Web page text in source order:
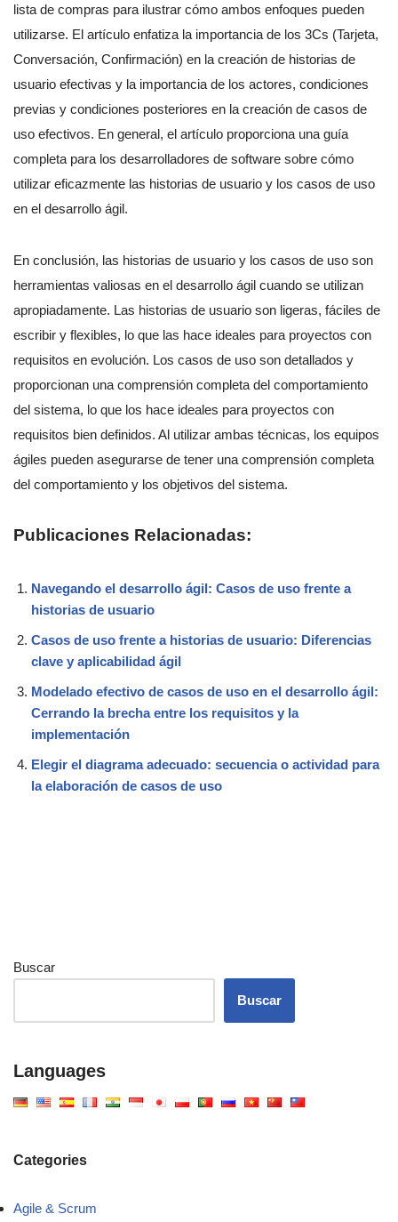
lista de compras para ilustrar cómo ambos enfoques pueden
utilizarse. El artículo enfatiza la importancia de los 3Cs (Tarjeta,
Conversación, Confirmación) en la creación de historias de
usuario efectivas y la importancia de los actores, condiciones
previas y condiciones posteriores en la creación de casos de
uso efectivos. En general, el artículo proporciona una guía
completa para los desarrolladores de software sobre cómo
utilizar eficazmente las historias de usuario y los casos de uso
en el desarrollo ágil.
En conclusión, las historias de usuario y los casos de uso son
herramientas valiosas en el desarrollo ágil cuando se utilizan
apropiadamente. Las historias de usuario son ligeras, fáciles de
escribir y flexibles, lo que las hace ideales para proyectos con
requisitos en evolución. Los casos de uso son detallados y
proporcionan una comprensión completa del comportamiento
del sistema, lo que los hace ideales para proyectos con
requisitos bien definidos. Al utilizar ambas técnicas, los equipos
ágiles pueden asegurarse de tener una comprensión completa
del comportamiento y los objetivos del sistema.
Publicaciones Relacionadas:
Navegando el desarrollo ágil: Casos de uso frente a
historias de usuario
Casos de uso frente a historias de usuario: Diferencias
clave y aplicabilidad ágil
Modelado efectivo de casos de uso en el desarrollo ágil:
Cerrando la brecha entre los requisitos y la
implementación
Elegir el diagrama adecuado: secuencia o actividad para
la elaboración de casos de uso
Buscar
Buscar
Languages
Categories
Agile & Scrum